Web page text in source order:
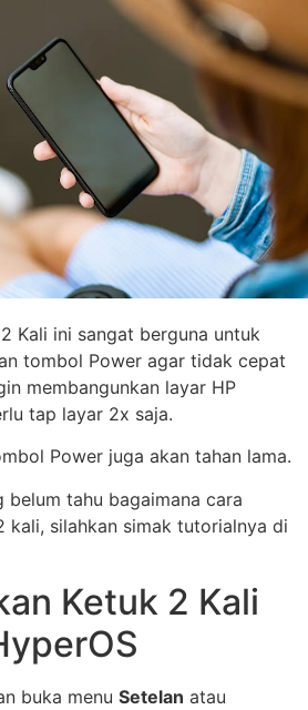
Kali ini sangat berguna untuk
tombol Power agar tidak cepat
membangunkan layar HP
tap layar 2x saja.
Power juga akan tahan lama.
belum tahu bagaimana cara
kali, silahkan simak tutorialnya di
Ketuk 2 Kali
buka menu Setelan atau